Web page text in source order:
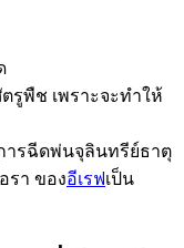
รูพืช เพราะจะทำให้
ารฉีดพ่นจุลินทรีย์ธาตุ
รา ของอีเรฟเป็น